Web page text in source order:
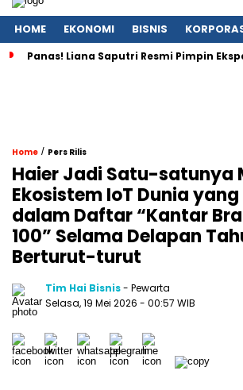
HOME EKONOMI BISNIS
Panas! Liana Saputri Resmi Pimpin
Home / Pers Rilis
Haier Jadi Satu-satunya
Ekosistem IoT Dunia
dalam Daftar “Kantar
100” Selama Delapan
Berturut-turut
Tim Hai Bisnis- Pewarta
Selasa, 19 Mei 2026 - 00:57 WIB